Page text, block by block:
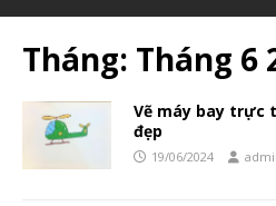
Tháng: Tháng 6
Vẽ máy bay trực
đẹp
19/06/2024